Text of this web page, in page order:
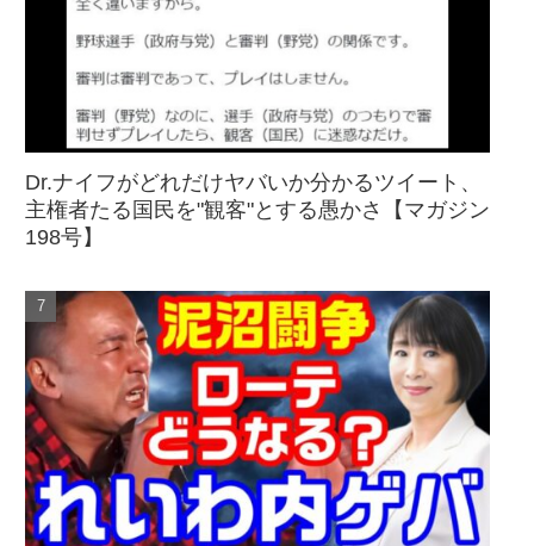
Dr.ナイフがどれだけヤバいか分かるツイート、
主権者たる国民を"観客"とする愚かさ【マガジン
198号】